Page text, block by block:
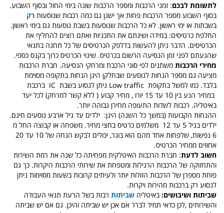
לתשומת לבכם: זמני הרכבות ומספר הרכבות שונה בימי החול ובסוף השבוע.
בסוף השבוע מספר הרכבות פחות אך ישנן גם כמה רכבות שנוסעות רק
בשבתות או ימי ראשון. לא כל הרכבות שנוסעות בשבת נוסעות גם בימי ראשון.
החלפת כרטיסים: במידה ושינתם את התכניות ואתם רוצים להחליף את
הכרטיסים. הדבר ניתן להעשות בדלפק הכרטיסים של כל תחנה בתנאי
שהגעתם לפני זמן הנסיעה הרשום בכרטיס. שינוי הכרטיס כרוך בקנס כספי.
מחירי הרכבות משתנים לפי סוגי הרכבת ומרחקי הנסיעה. חברת הרכבות
מציעה גם מספר הנחות לנוסעים שבחלקן הינן הנחות בתקופה מסוימת
בלבד. כמו למשל בתקופת Low traffic ניתן לנסוע בשבת IC ברכבת
במחיר הנע בין 10 עד 15 יורו , מחיר קבוע ( ללא קשר למרחק) לכל יעד
באיטליה. רכבות לשדות התעופה מחירן גבוהה יותר.
ההנחות הקבועות (במשך כל השנה) הינן: ילדים עד גיל ארבע נוסעים חינם.
ילדים בגיל 5 עד 12
משלמים כרטיס בחצי מחיר. משפחה או קבוצה החל מ
6 נפשות, שלפחות אחד מהם הוא בוגר, יכולים לבקש הנחה של 10 עד 20
אחוזים ממחיר הכרטיס.
חשוב לדעת: חברת הרכבות האיטלקית מפחיתה כל שנה את רמת השירות
והתחזוקה של הרכבות הרגילות ומטפחת את שירותי הרכבות היקרות. כך גם
פוחת מספרן של הרכבות הזולות יותר ולעיתים קרובות בשעות מסוימות ניתן
לנסוע רק ברכבות מהירות ויקרות.
שביתות ושיבושים:באיטליה שביתות רבות בשל הרעת תנאי העבודה
והשירותים ,לכן כדאי תמיד לברר אם אכן יש שביתה והיכן. גם אם יש שביתה